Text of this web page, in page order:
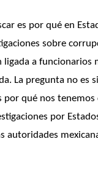
es por qué en
sobre
a funcionarios
La pregunta no es
por qué nos
por
autoridades